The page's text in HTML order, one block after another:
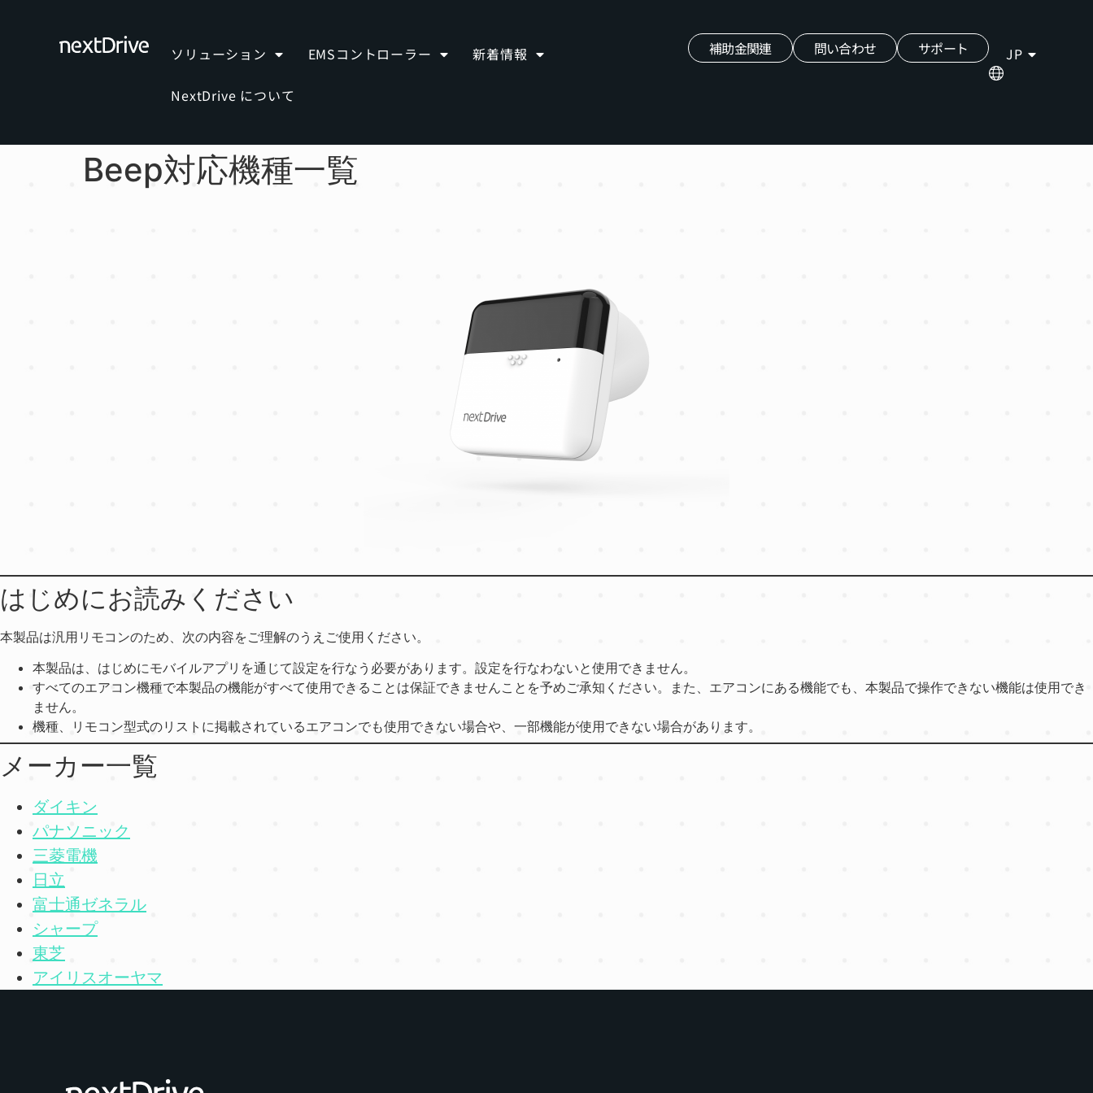
ソリューション EMSコントローラー 新着情報
NextDrive について
補助金関連 問い合わせ サポート JP
Beep対応機種一覧
はじめにお読みください
本製品は汎用リモコンのため、次の内容をご理解のうえご使用ください。
本製品は、はじめにモバイルアプリを通じて設定を行なう必要があります。設定を行なわないと使用できません。
すべてのエアコン機種で本製品の機能がすべて使用できることは保証できませんことを予めご承知ください。また、エアコンにある機能でも、本製品で操作できない機能は使用でき
ません。
機種、リモコン型式のリストに掲載されているエアコンでも使用できない場合や、一部機能が使用できない場合があります。
メーカー一覧
ダイキン
パナソニック
三菱電機
日立
富士通ゼネラル
シャープ
東芝
アイリスオーヤマ